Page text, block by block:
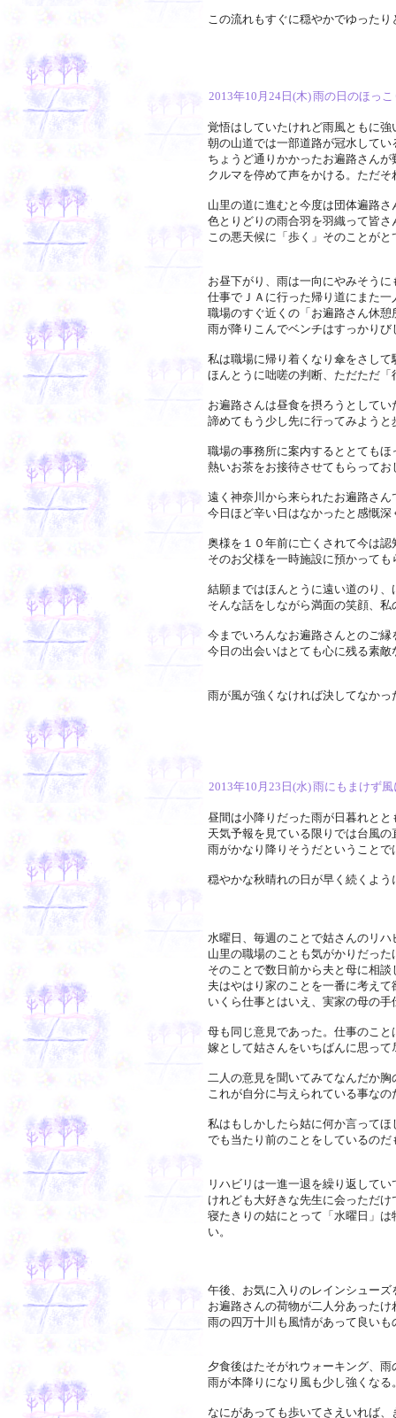
この流れもすぐに穏やかでゆった
2013年10月24日(木)雨の日のほっこ
覚悟はしていたけれど雨風ともに強
朝の山道では一部道路が冠水してい
ちょうど通りかかったお遍路さんが
クルマを停めて声をかける。ただ
山里の道に進むと今度は団体遍路
色とりどりの雨合羽を羽織って皆
この悪天候に「歩く」そのことが
お昼下がり、雨は一向にやみそうに
仕事でＪＡに行った帰り道にまた
職場のすぐ近くの「お遍路さん休
雨が降りこんでベンチはすっかり
私は職場に帰り着くなり傘をさして
ほんとうに咄嗟の判断、ただただ
お遍路さんは昼食を摂ろうとして
諦めてもう少し先に行ってみよう
職場の事務所に案内するととても
熱いお茶をお接待させてもらって
遠く神奈川から来られたお遍路さ
今日ほど辛い日はなかったと感慨
奥様を１０年前に亡くされて今は
そのお父様を一時施設に預かって
結願まではほんとうに遠い道のり
そんな話をしながら満面の笑顔、
今までいろんなお遍路さんとのご縁
今日の出会いはとても心に残る素
雨が風が強くなければ決してなか
2013年10月23日(水)雨にもまけず
昼間は小降りだった雨が日暮れと
天気予報を見ている限りでは台風
雨がかなり降りそうだということ
穏やかな秋晴れの日が早く続くよう
水曜日、毎週のことで姑さんのリハ
山里の職場のことも気がかりだっ
そのことで数日前から夫と母に相
夫はやはり家のことを一番に考え
いくら仕事とはいえ、実家の母の
母も同じ意見であった。仕事のこ
嫁として姑さんをいちばんに思っ
二人の意見を聞いてみてなんだか
これが自分に与えられている事な
私はもしかしたら姑に何か言って
でも当たり前のことをしているの
リハビリは一進一退を繰り返して
けれども大好きな先生に会っただ
寝たきりの姑にとって「水曜日」
い。
午後、お気に入りのレインシュー
お遍路さんの荷物が二人分あった
雨の四万十川も風情があって良い
夕食後はたそがれウォーキング、
雨が本降りになり風も少し強くな
なにがあっても歩いてさえいれば